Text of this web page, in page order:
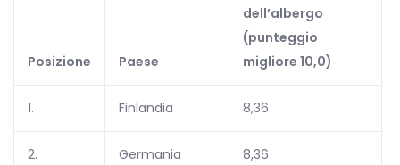
Posizione Paese
dell’albergo
(punteggio
migliore 10,0)
1. Finlandia 8,36
2. Germania 8,36